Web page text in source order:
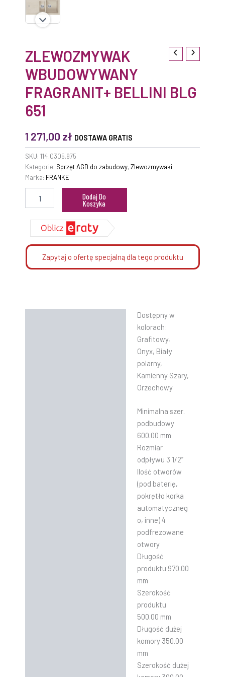
ZLEWOZMYWAK
WBUDOWYWANY
FRAGRANIT+ BELLINI BLG
651
1 271,00 zł DOSTAWA GRATIS
SKU: 114.0305.975
Kategorie: Sprzęt AGD do zabudowy,Zlewozmywaki
Marka: FRANKE
Dodaj Do
Koszyka
Zapytaj o ofertę specjalną dla tego produktu
Dostępny w
kolorach:
Grafitowy,
Onyx, Biały
polarny,
Kamienny Szary,
Orzechowy
Minimalna szer.
podbudowy
600.00 mm
Rozmiar
odpływu 3 1/2”
Ilość otworów
(pod baterię,
pokrętło korka
automatyczneg
o, inne) 4
podfrezowane
otwory
Długość
produktu 970.00
mm
Szerokość
produktu
500.00 mm
Długość dużej
komory 350.00
mm
Szerokość dużej